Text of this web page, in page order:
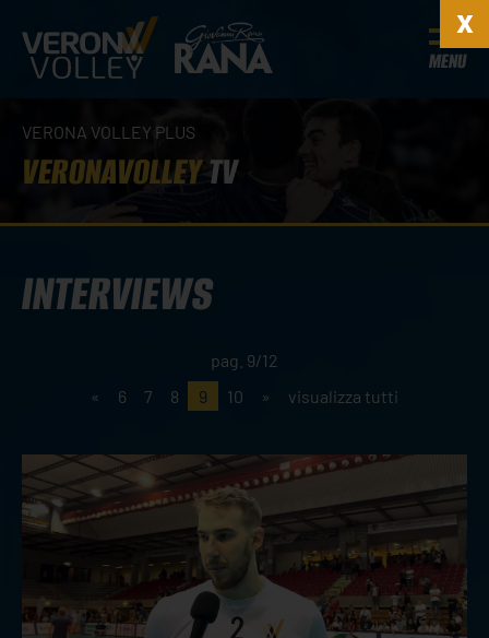
MENU
VERONA VOLLEY PLUS
VERONAVOLLEYTV
INTERVIEWS
pag. 9/12
«
6 7 8 9 10 » visualizza tutti